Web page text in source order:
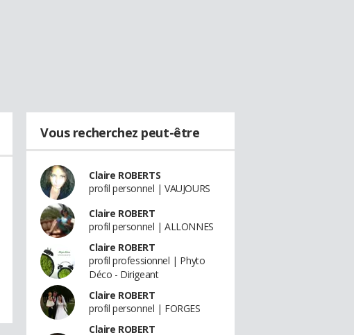
Vous recherchez peut-être
Claire ROBERTS
profil personnel | VAUJOURS
Claire ROBERT
profil personnel | ALLONNES
Claire ROBERT
profil professionnel | Phyto
Déco - Dirigeant
Claire ROBERT
profil personnel | FORGES
Claire ROBERT